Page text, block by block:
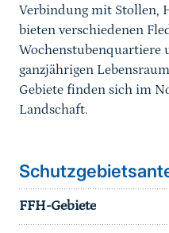
Verbindung mit Stollen,
bieten verschiedenen
Wochenstubenquartiere
ganzjährigen
Gebiete finden sich im
Landschaft.
FFH-Gebiete